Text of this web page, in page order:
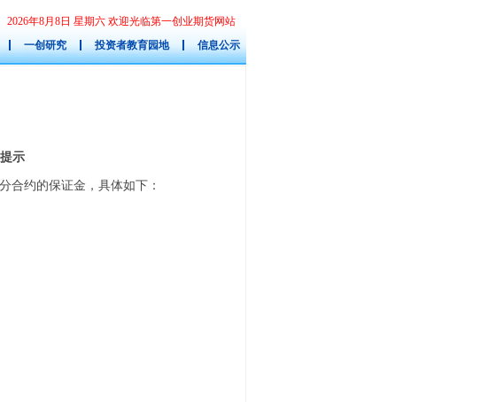
2026年8月8日 星期六 欢迎光临第一创业期货网站
一创研究 投资者教育园地 信息公示
示
合约的保证金，具体如下：